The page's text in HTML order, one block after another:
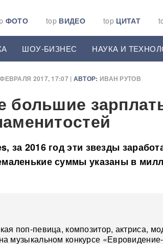
ФОТО top ВИДЕО top ЦИТАТ
ШОУ-БИЗНЕС НАУКА И
2017, 17:07 | АВТОР: ИВАН РУТОВ
большие
за 2016 год эти звезды
суммы указаны в
поп-певица, композитор, актриса,
музыкальном конкурсе